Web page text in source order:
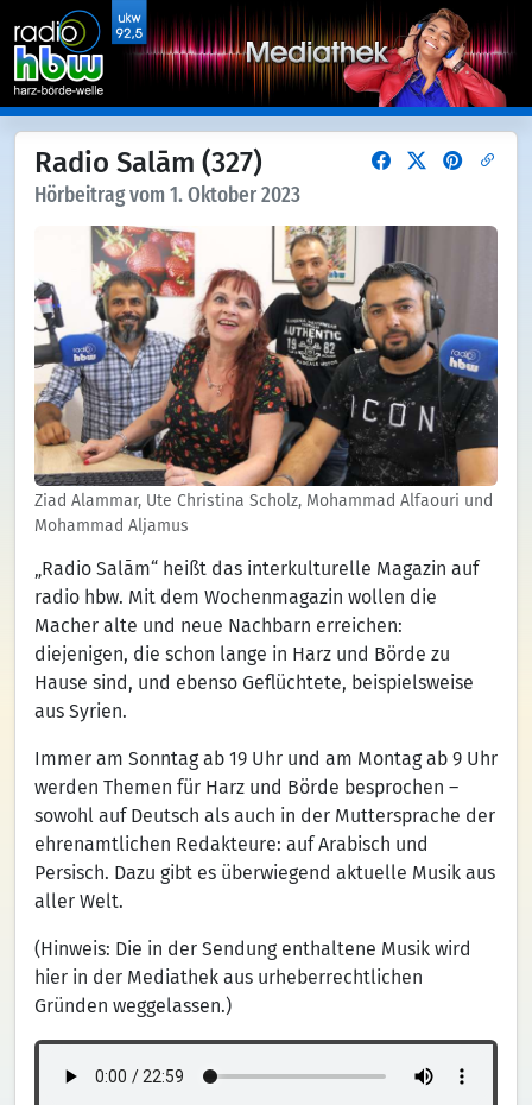
Radio Salām (327)
Hörbeitrag vom 1. Oktober 2023
Ziad Alammar, Ute Christina Scholz, Mohammad Alfaouri und
Mohammad Aljamus
„Radio Salām“ heißt das interkulturelle Magazin auf
radio hbw. Mit dem Wochenmagazin wollen die
Macher alte und neue Nachbarn erreichen:
diejenigen, die schon lange in Harz und Börde zu
Hause sind, und ebenso Geflüchtete, beispielsweise
aus Syrien.
Immer am Sonntag ab 19 Uhr und am Montag ab 9 Uhr
werden Themen für Harz und Börde besprochen –
sowohl auf Deutsch als auch in der Muttersprache der
ehrenamtlichen Redakteure: auf Arabisch und
Persisch. Dazu gibt es überwiegend aktuelle Musik aus
aller Welt.
(Hinweis: Die in der Sendung enthaltene Musik wird
hier in der Mediathek aus urheberrechtlichen
Gründen weggelassen.)